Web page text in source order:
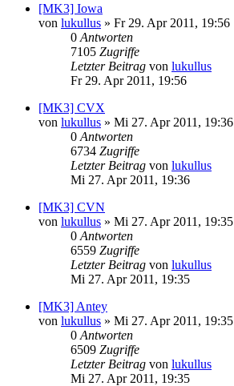
[MK3] Iowa
von lukullus » Fr 29. Apr 2011, 19:56
0 Antworten
7105 Zugriffe
Letzter Beitrag von lukullus
Fr 29. Apr 2011, 19:56
[MK3] CVX
von lukullus » Mi 27. Apr 2011, 19:36
0 Antworten
6734 Zugriffe
Letzter Beitrag von lukullus
Mi 27. Apr 2011, 19:36
[MK3] CVN
von lukullus » Mi 27. Apr 2011, 19:35
0 Antworten
6559 Zugriffe
Letzter Beitrag von lukullus
Mi 27. Apr 2011, 19:35
[MK3] Antey
von lukullus » Mi 27. Apr 2011, 19:35
0 Antworten
6509 Zugriffe
Letzter Beitrag von lukullus
Mi 27. Apr 2011, 19:35